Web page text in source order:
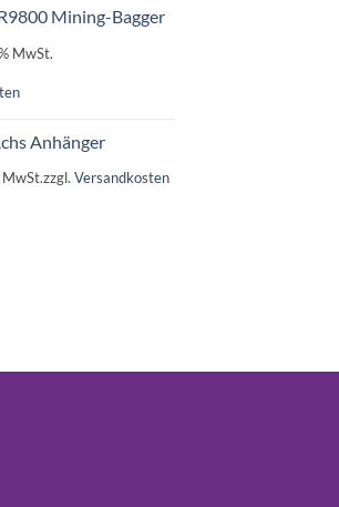
Mining-Bagger
MwSt.
Anhänger
zzgl. Versandkosten